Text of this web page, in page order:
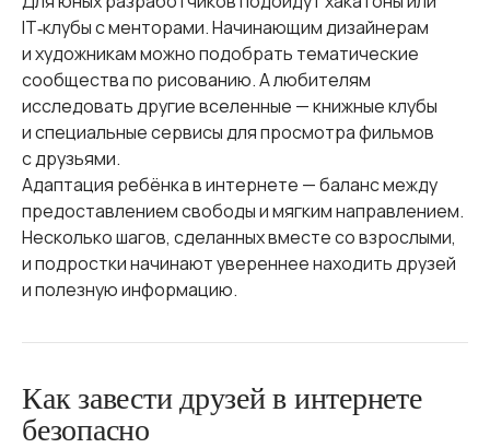
IT‑клубы с менторами. Начинающим дизайнерам
и художникам можно подобрать тематические
сообщества по рисованию. А любителям
исследовать другие вселенные — книжные клубы
и специальные сервисы для просмотра фильмов
с друзьями.
Адаптация ребёнка в интернете — баланс между
предоставлением свободы и мягким направлением.
Несколько шагов, сделанных вместе со взрослыми,
и подростки начинают увереннее находить друзей
и полезную информацию.
Как завести друзей в интернете
безопасно